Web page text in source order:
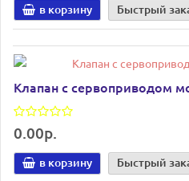
в корзину Быстрый
Клапан с сервоприводом
0.00р.
в корзину Быстрый